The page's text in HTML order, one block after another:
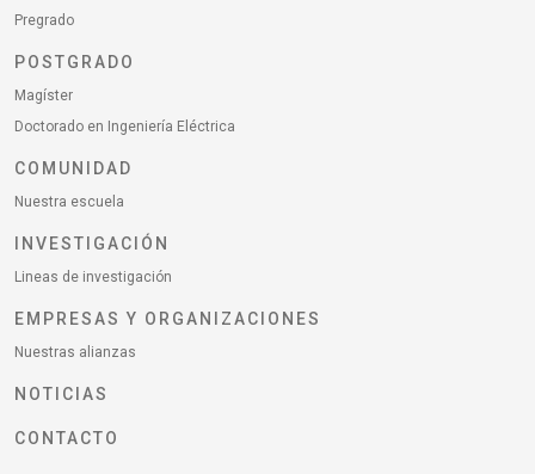
Pregrado
POSTGRADO
Magíster
Doctorado en Ingeniería Eléctrica
COMUNIDAD
Nuestra escuela
INVESTIGACIÓN
Lineas de investigación
EMPRESAS Y ORGANIZACIONES
Nuestras alianzas
NOTICIAS
CONTACTO